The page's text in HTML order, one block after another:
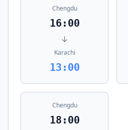
Chengdu
16:00
↓
Karachi
13:00
Chengdu
18:00